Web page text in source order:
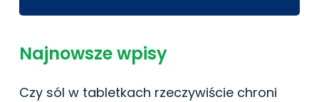
Najnowsze wpisy
Czy sól w tabletkach rzeczywiście chroni